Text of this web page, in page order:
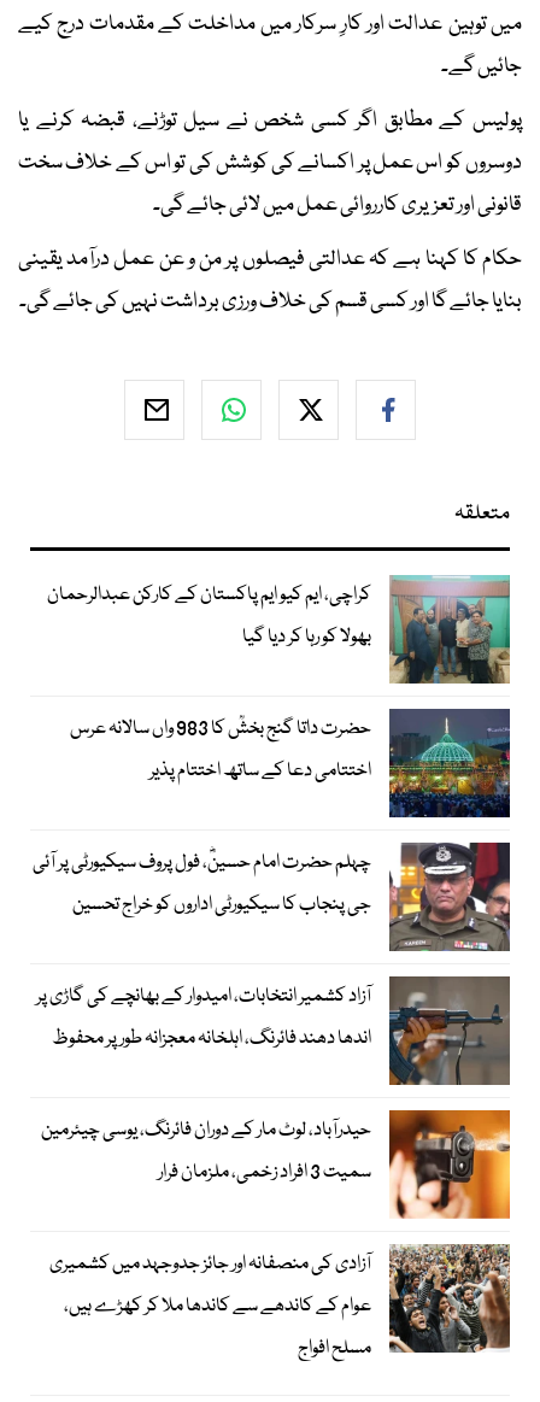
میں توہین عدالت اور کارِ سرکار میں مداخلت کے مقدمات درج کیے
جائیں گے۔
پولیس کے مطابق اگر کسی شخص نے سیل توڑنے، قبضہ کرنے یا
دوسروں کو اس عمل پر اکسانے کی کوشش کی تو اس کے خلاف سخت
قانونی اور تعزیری کارروائی عمل میں لائی جائے گی۔
حکام کا کہنا ہے کہ عدالتی فیصلوں پر من و عن عمل درآمد یقینی
بنایا جائے گا اور کسی قسم کی خلاف ورزی برداشت نہیں کی جائے گی۔
متعلقہ
کراچی، ایم کیو ایم پاکستان کے کارکن عبدالرحمان
بھولا کو رہا کر دیا گیا
حضرت داتا گنج بخشؒ کا 983 واں سالانہ عرس
اختتامی دعا کے ساتھ اختتام پذیر
چہلم حضرت امام حسینؓ، فول پروف سیکیورٹی پر آئی
جی پنجاب کا سیکیورٹی اداروں کو خراج تحسین
آزاد کشمیر انتخابات، امیدوار کے بھانچے کی گاڑی پر
اندھا دھند فائرنگ، اہلخانہ معجزانہ طور پر محفوظ
حیدرآباد، لوٹ مار کے دوران فائرنگ، یوسی چیئرمین
سمیت 3 افراد زخمی، ملزمان فرار
آزادی کی منصفانہ اور جائز جدوجہد میں کشمیری
عوام کے کاندھے سے کاندھا ملا کر کھڑے ہیں،
مسلح افواج